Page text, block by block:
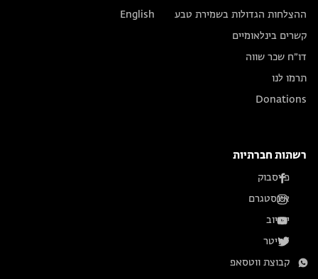
ההצלחות הגדולות בשמירת טבע
קשרים בינלאומיים
דו״ח שכר שווה
תרמו לנו
Donations
English
רשתות חברתיות
פייסבוק
אינסטגרם
יוטיוב
טוויטר
קבוצת ווטסאפ